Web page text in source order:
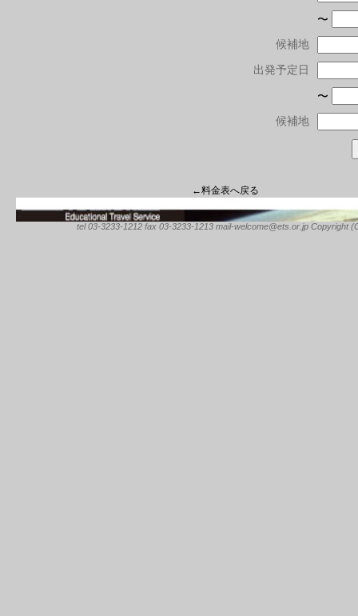
〜
候補地
出発予定日
〜
候補地
←料金表へ戻る
tel 03-3233-1212 fax 03-3233-1213 mail-welcome@ets.or.jp Copyright